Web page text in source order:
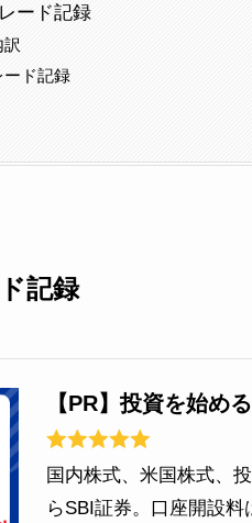
ード記録
ド記録
記録
【PR】投資を始め
国内株式、米国株式、
らSBI証券。口座開設料